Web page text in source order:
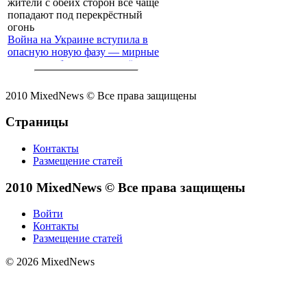
Война на Украине вступила в
опасную новую фазу — мирные
жители с обеих сторон всё чаще
2010 MixedNews © Все права защищены
Страницы
Контакты
Размещение статей
2010 MixedNews © Все права защищены
Войти
Контакты
Размещение статей
© 2026 MixedNews